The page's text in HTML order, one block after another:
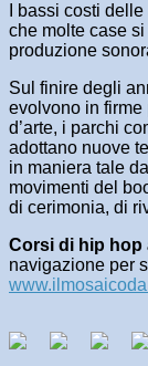
I bassi costi
che molte case
produzione
Sul finire degli
evolvono in
d’arte, i parchi
adottano nuove
in maniera tale
movimenti del
di cerimonia, di
Corsi di hip hop
navigazione per